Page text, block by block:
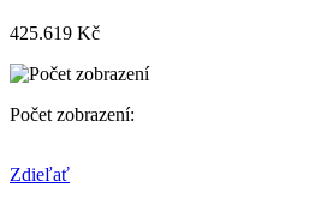
425.619 Kč
Počet zobrazení:
Zdieľať